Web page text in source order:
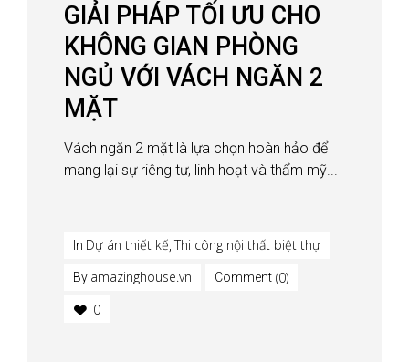
GIẢI PHÁP TỐI ƯU CHO
KHÔNG GIAN PHÒNG
NGỦ VỚI VÁCH NGĂN 2
MẶT
Vách ngăn 2 mặt là lựa chọn hoàn hảo để
mang lại sự riêng tư, linh hoạt và thẩm mỹ...
In Dự án thiết kế,Thi công nội thất biệt thự
By amazinghouse.vn Comment (0)
0